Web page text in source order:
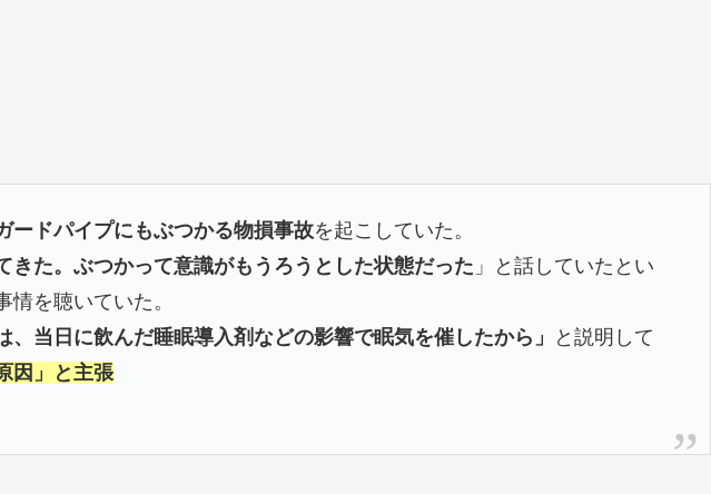
ードパイプにもぶつかる物損事故を起こしていた。
きた。ぶつかって意識がもうろうとした状態だった 」と話していたとい
を聴いていた。
、当日に飲んだ睡眠導入剤などの影響で眠気を催したから」
と説明して
因」と主張